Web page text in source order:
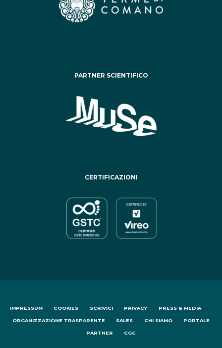
PARTNER SCIENTIFICO
CERTIFICAZIONI
IMPRESSUM COOKIES SCRIVICI PRIVACY PRESS & MEDIA
ORGANIZZAZIONE TRASPARENTE SALES CHI SIAMO PORTALE
PARTNER CGC